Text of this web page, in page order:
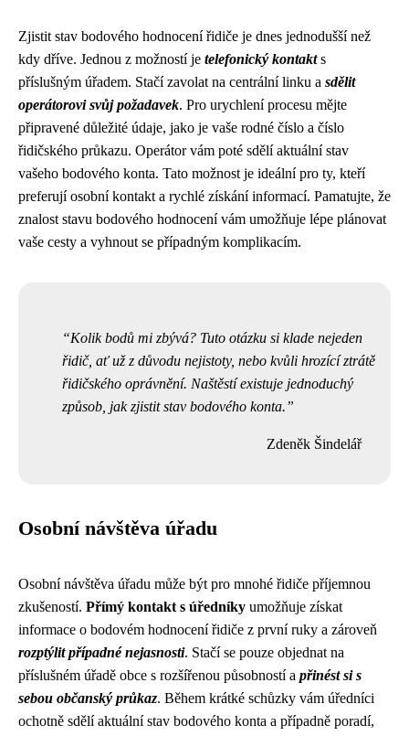
Zjistit stav bodového hodnocení řidiče je dnes jednodušší než
kdy dříve. Jednou z možností je telefonický kontakts
příslušným úřadem. Stačí zavolat na centrální linku a sdělit
operátorovi svůj požadavek. Pro urychlení procesu mějte
připravené důležité údaje, jako je vaše rodné číslo a číslo
řidičského průkazu. Operátor vám poté sdělí aktuální stav
vašeho bodového konta. Tato možnost je ideální pro ty, kteří
preferují osobní kontakt a rychlé získání informací. Pamatujte, že
znalost stavu bodového hodnocení vám umožňuje lépe plánovat
vaše cesty a vyhnout se případným komplikacím.
Kolik bodů mi zbývá? Tuto otázku si klade nejeden
řidič, ať už z důvodu nejistoty, nebo kvůli hrozící ztrátě
řidičského oprávnění. Naštěstí existuje jednoduchý
způsob, jak zjistit stav bodového konta.
Zdeněk Šindelář
Osobní návštěva úřadu
Osobní návštěva úřadu může být pro mnohé řidiče příjemnou
zkušeností. Přímý kontakt s úředníky umožňuje získat
informace o bodovém hodnocení řidiče z první ruky a zároveň
rozptýlit případné nejasnosti. Stačí se pouze objednat na
příslušném úřadě obce s rozšířenou působností a přinést si s
sebou občanský průkaz. Během krátké schůzky vám úředníci
ochotně sdělí aktuální stav bodového konta a případně poradí,